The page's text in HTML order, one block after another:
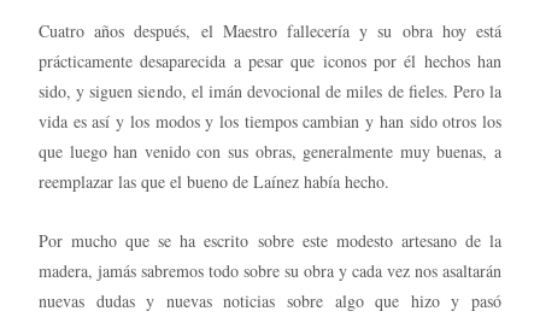
Cuatro años después, el Maestro fallecería y su obra hoy está
prácticamente desaparecida a pesar que iconos por él hechos han
sido, y siguen siendo, el imán devocional de miles de fieles. Pero la
vida es así y los modos y los tiempos cambian y han sido otros los
que luego han venido con sus obras, generalmente muy buenas, a
reemplazar las que el bueno de Laínez había hecho.
Por mucho que se ha escrito sobre este modesto artesano de la
madera, jamás sabremos todo sobre su obra y cada vez nos asaltarán
nuevas dudas y nuevas noticias sobre algo que hizo y pasó